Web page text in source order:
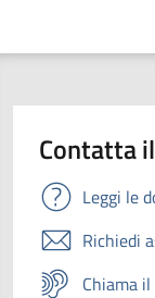
Contatta
Leggi le
Richiedi
Chiama